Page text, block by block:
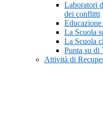
Laboratori
dei conflitti
La Scuola
La Scuola
Punta su di
Attività di